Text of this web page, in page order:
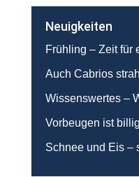
Neuigkeiten
Frühling – Zeit für
Auch Cabrios
Wissenswertes –
Vorbeugen ist
Schnee und Eis –